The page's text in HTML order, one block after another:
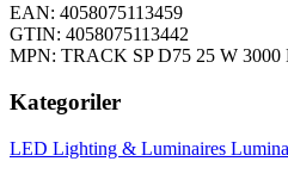
EAN: 4058075113459
GTIN: 4058075113442
MPN: TRACK SP D75 25 W
Kategoriler
LED Lighting & Luminaires